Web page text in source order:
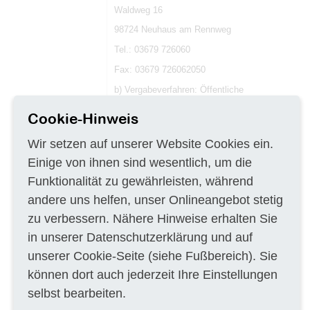
Waldweg 16
98724 Neuhaus am Rennweg
Tel.: 03679 726060
Fax: 03679 726062050
b) Vergabeverfahren: Öffentliche
c) Angaben zum elektronischen
d) Art des Auftrages: Bauvertrag
e) Ort der Ausführung: 98724 Neuhaus am
Rennweg Waldweg 16 Standort der Röchling
Medical Neuhaus GmbH & Co. KG (vormals
HPT) (Flurstück 487/48, Gemarkung
Igelshieb)
f) Art und Umfang der Leistungen: Rückbau-,
Erdbau- und Entsorgungsleistungen
geodätische Oberflächenvermessung, ca. 7
600 m² Rückbau von Flächenversiegelungen:
640 m³ Rückbau von zwei
Stahlbetonwaschrampen und eines
Cookie-Hinweis
Wir setzen auf unserer Website Cookies ein.
Einige von ihnen sind wesentlich, um die
Funktionalität zu gewährleisten, während
andere uns helfen, unser Onlineangebot stetig
zu verbessern. Nähere Hinweise erhalten Sie
in unserer Datenschutzerklärung und auf
unserer Cookie-Seite (siehe Fußbereich). Sie
können dort auch jederzeit Ihre Einstellungen
selbst bearbeiten.